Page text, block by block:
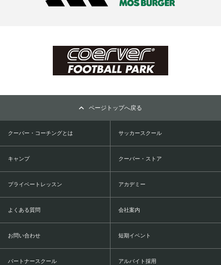
ページトップへ戻る
クーバー・コーチングとは サッカースクール
キャンプ クーバー・ストア
プライベートレッスン アカデミー
よくある質問 会社案内
お問い合わせ 短期イベント
パートナースクール アルバイト採用